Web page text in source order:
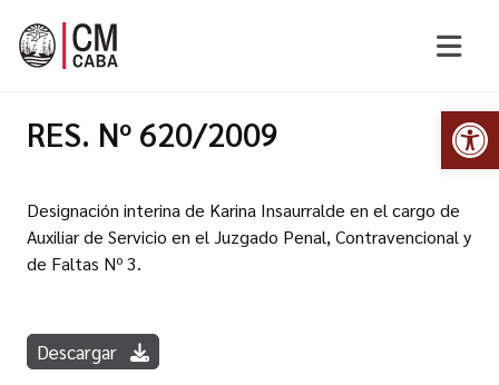
RES. Nº 620/2009
Designación interina de Karina Insaurralde en el cargo de
Auxiliar de Servicio en el Juzgado Penal, Contravencional y
de Faltas Nº 3.
Descargar